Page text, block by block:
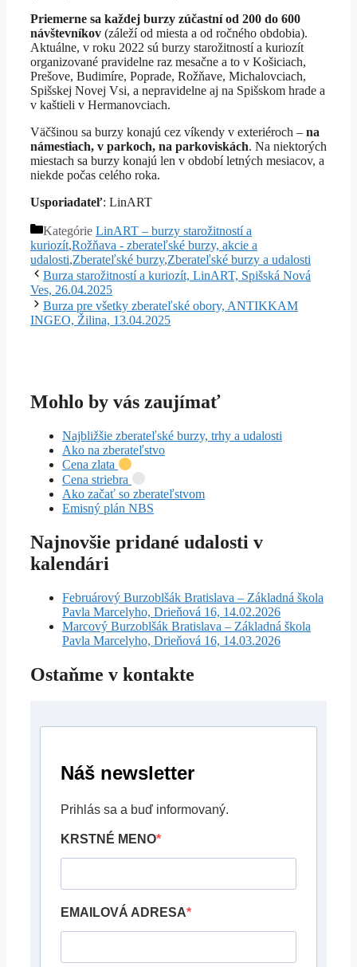
Priemerne sa každej burzy zúčastní od 200 do 600
návštevníkov (záleží od miesta a od ročného obdobia).
Aktuálne, v roku 2022 sú burzy starožitností a kuriozít
organizované pravidelne raz mesačne a to v Košiciach,
Prešove, Budimíre, Poprade, Rožňave, Michalovciach,
Spišskej Novej Vsi, a nepravidelne aj na Spišskom hrade a
v kaštieli v Hermanovciach.
Väčšinou sa burzy konajú cez víkendy v exteriéroch – na
námestiach, v parkoch, na parkoviskách. Na niektorých
miestach sa burzy konajú len v období letných mesiacov, a
niekde počas celého roka.
Usporiadateľ: LinART
Kategórie LinART – burzy starožitností a
kuriozít,Rožňava - zberateľské burzy, akcie a
udalosti,Zberateľské burzy,Zberateľské burzy a udalosti
Burza starožitností a kuriozít, LinART, Spišská Nová
Ves, 26.04.2025
Burza pre všetky zberateľské obory, ANTIKKAM
INGEO, Žilina, 13.04.2025
Mohlo by vás zaujímať
Najbližšie zberateľské burzy, trhy a udalosti
Ako na zberateľstvo
Cena zlata
Cena striebra
Ako začať so zberateľstvom
Emisný plán NBS
Najnovšie pridané udalosti v
kalendári
Februárový Burzoblšák Bratislava – Základná škola
Pavla Marcelyho, Drieňová 16, 14.02.2026
Marcový Burzoblšák Bratislava – Základná škola
Pavla Marcelyho, Drieňová 16, 14.03.2026
Ostaňme v kontakte
Náš newsletter
Prihlás sa a buď informovaný.
KRSTNÉ MENO
EMAILOVÁ ADRESA